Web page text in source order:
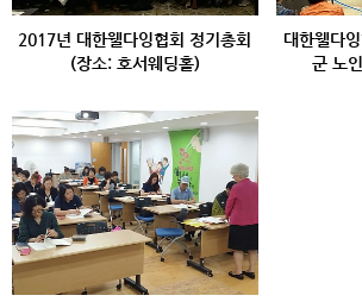
2017년 대한웰다잉협회 정기총회
(장소: 호서웨딩홀)
대한웰다
군 노